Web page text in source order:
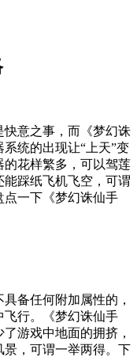
意之事，而《梦幻诛
统的出现让“上天”变
花样繁多，可以驾莲
踩纸飞机飞空，可谓
一下《梦幻诛仙手
备任何附加属性的，
飞行。《梦幻诛仙手
游戏中地面的拥挤，
，可谓一举两得。下